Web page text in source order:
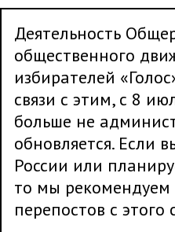
Деятельность
общественного
избирателей
связи с этим, с 8
больше не
обновляется. Если
России или
то мы рекомендуем
перепостов с этого